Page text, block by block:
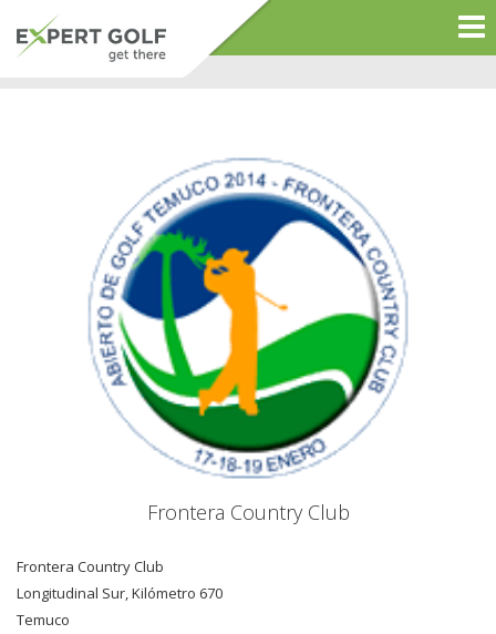
Frontera Country Club
Frontera Country Club
Longitudinal Sur, Kilómetro 670
Temuco